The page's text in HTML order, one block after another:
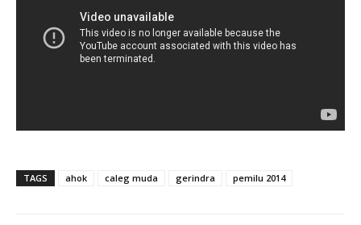
TAGS ahok caleg muda gerindra pemilu 2014